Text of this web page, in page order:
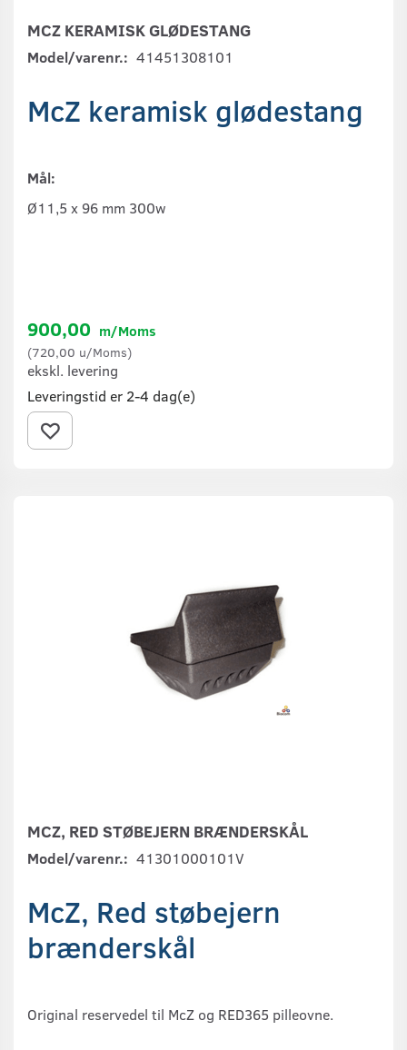
MCZ KERAMISK GLØDESTANG
Model/varenr.: 41451308101
McZ keramisk glødestang
Mål:
Ø11,5 x 96 mm 300w
900,00 m/Moms
(720,00 u/Moms)
ekskl. levering
Leveringstid er 2-4 dag(e)
MCZ, RED STØBEJERN BRÆNDERSKÅL
Model/varenr.: 41301000101V
McZ, Red støbejern
brænderskål
Original reservedel til McZ og RED365 pilleovne.